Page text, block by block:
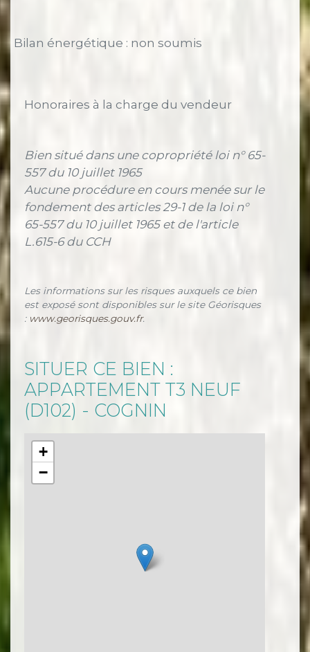
Bilan énergétique : non soumis
Honoraires à la charge du vendeur
Bien situé dans une copropriété loi n° 65-
557 du 10 juillet 1965
Aucune procédure en cours menée sur le
fondement des articles 29-1 de la loi n°
65-557 du 10 juillet 1965 et de l'article
L.615-6 du CCH
Les informations sur les risques auxquels ce bien
est exposé sont disponibles sur le site Géorisques
: www.georisques.gouv.fr.
SITUER CE BIEN :
APPARTEMENT T3 NEUF
(D102) - COGNIN
+
−